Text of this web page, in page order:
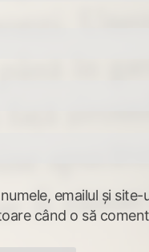
emailul și
când o să